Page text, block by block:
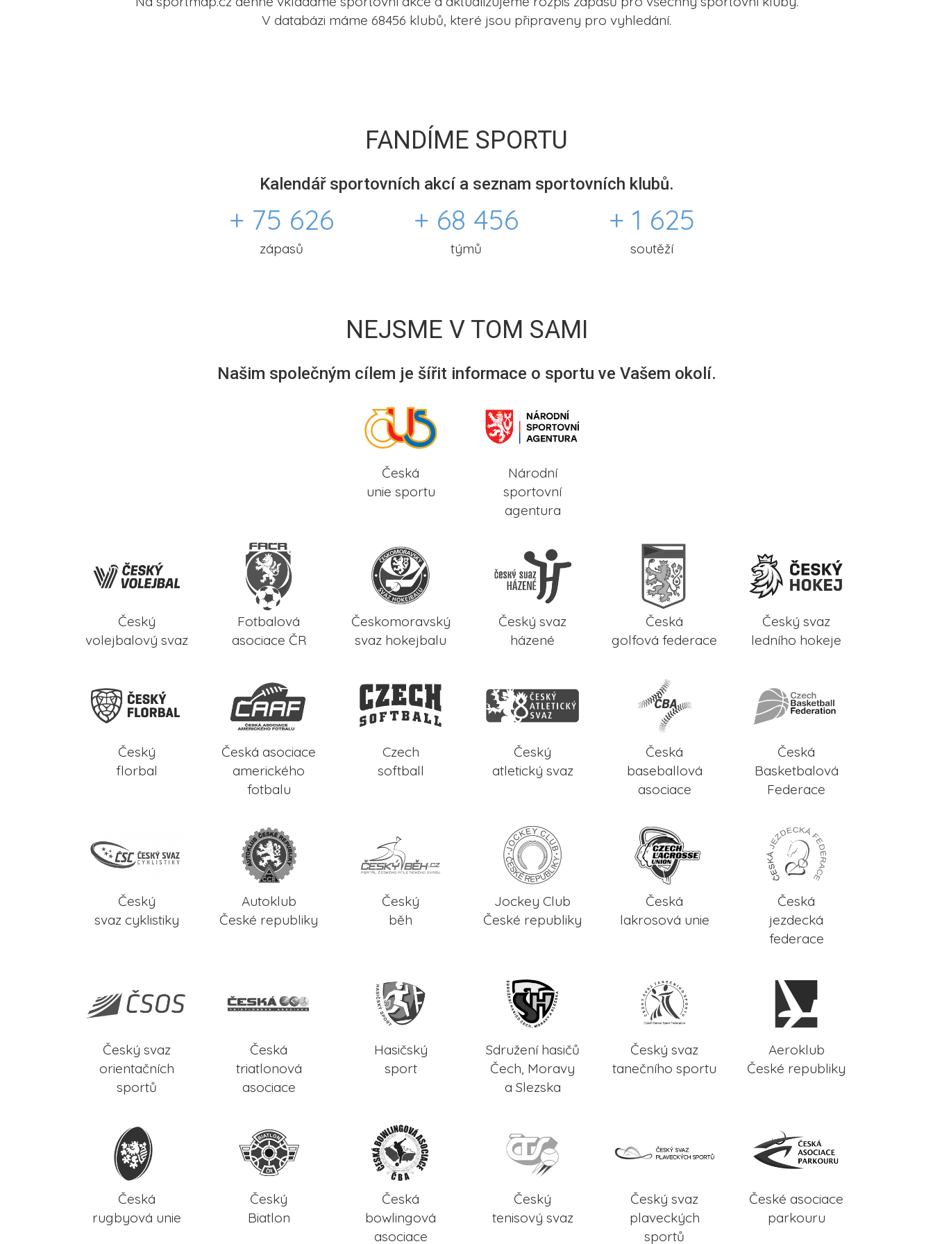
V databázi máme 68456 klubů, které jsou připraveny pro vyhledání.
FANDÍME SPORTU
Kalendář sportovních akcí a seznam sportovních klubů.
+ 75 626
zápasů
+ 68 456
týmů
+ 1 625
soutěží
NEJSME V TOM SAMI
Našim společným cílem je šířit informace o sportu ve Vašem okolí.
Česká
unie sportu
Národní
sportovní
agentura
Český
volejbalový svaz
Fotbalová
asociace ČR
Českomoravský
svaz hokejbalu
Český svaz
házené
Česká
golfová federace
Český svaz
ledního hokeje
Český
florbal
Česká asociace
amerického
fotbalu
Czech
softball
Český
atletický svaz
Česká
baseballová
asociace
Česká
Basketbalová
Federace
Český
svaz cyklistiky
Autoklub
České republiky
Český
běh
Jockey Club
České republiky
Česká
lakrosová unie
Česká
jezdecká
federace
Český svaz
orientačních
sportů
Česká
triatlonová
asociace
Hasičský
sport
Sdružení hasičů
Čech, Moravy
a Slezska
Český svaz
tanečního sportu
Aeroklub
České republiky
Česká
rugbyová unie
Český
Biatlon
Česká
bowlingová
asociace
Český
tenisový svaz
Český svaz
plaveckých
sportů
České asociace
parkouru